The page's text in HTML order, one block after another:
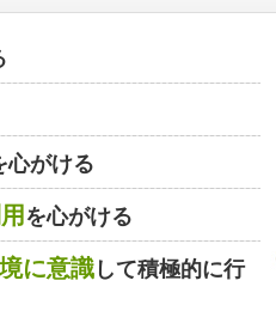
心がける
を心がける
に意識して積極的に行